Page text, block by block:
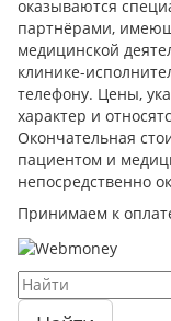
оказываются
партнёрами,
медицинской
клинике-
телефону. Цены,
характер и
Окончательная
пациентом и
непосредственно
Принимаем к